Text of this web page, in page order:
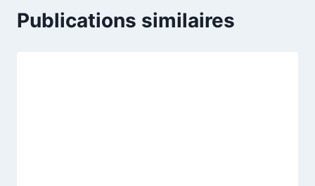
Publications similaires